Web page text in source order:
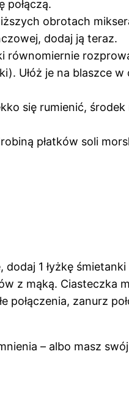
połączą.
obrotach
dodaj ją teraz.
równomiernie
Ułóż je na blaszce w
się rumienić,
płatków soli
1 łyżkę
z mąką. Ciasteczka
połączenia, zanurz
– albo masz